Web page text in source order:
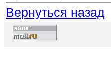
Вернуться назад